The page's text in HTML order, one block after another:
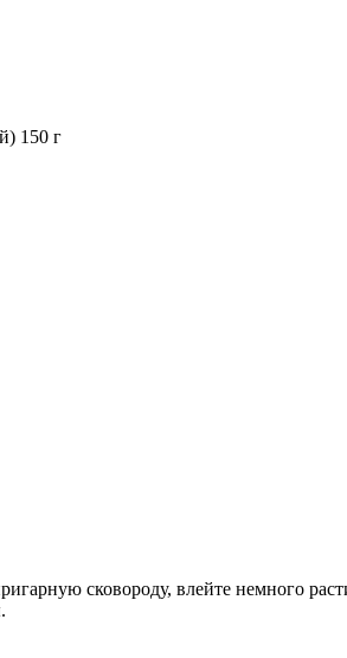
150 г
сковороду, влейте немного